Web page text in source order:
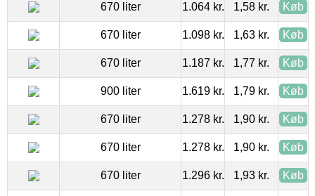
670 liter 1.064 kr. 1,58 kr. Køb
670 liter 1.098 kr. 1,63 kr. Køb
670 liter 1.187 kr. 1,77 kr. Køb
900 liter 1.619 kr. 1,79 kr. Køb
670 liter 1.278 kr. 1,90 kr. Køb
670 liter 1.278 kr. 1,90 kr. Køb
670 liter 1.296 kr. 1,93 kr. Køb